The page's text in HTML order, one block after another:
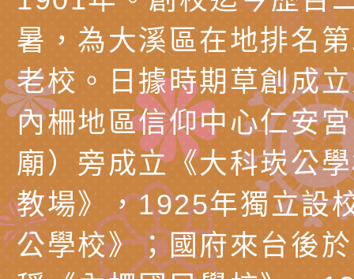
載網址：
https://reurl.cc/
行為問題支持資源中
「桃園市114學年度
估人員魏氏五版寒假
梯次含複訓暨魏氏五
用分析培訓研習」之
調整
函轉農業部酪農產業
乳相關宣導推廣圖卡
檢送桃園市政府LED
字稿及LCD託播影（
為提升兒少性剝削防
益，本府家庭暴力暨
治中心依常見案例製
剝削防制宣導影片
有關「桃園市 115
中學藝術才能音樂班
會」
檢送桃園市政府家庭
「115年度祖孫樂淘
函轉本府新聞處檢送
暑，為大溪區在地排名
老校。日據時期草創成
內柵地區信仰中心仁安
廟）旁成立《大科崁公
教場》，1925年獨立設
公學校》；國府來台後